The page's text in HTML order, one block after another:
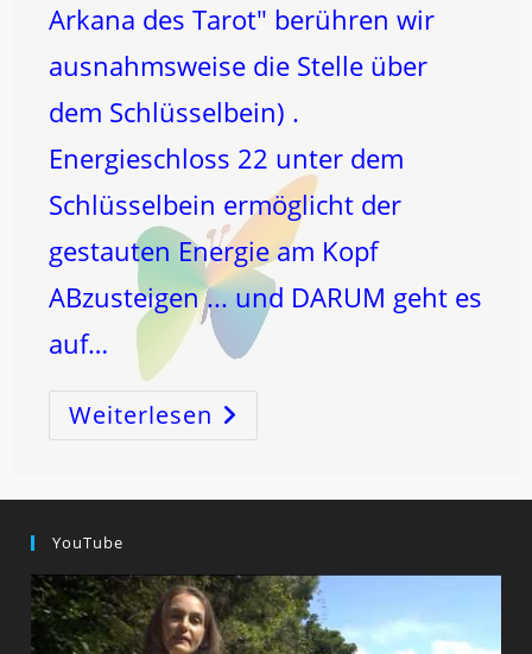
Arkana des Tarot" berühren wir
ausnahmsweise die Stelle über
dem Schlüsselbein) .
Energieschloss 22 unter dem
Schlüsselbein ermöglicht der
gestauten Energie am Kopf
ABzusteigen ... und DARUM geht es
auf…
Weiterlesen Energieschloss
22
–
Noch
Viel
Mehr
…
YouTube